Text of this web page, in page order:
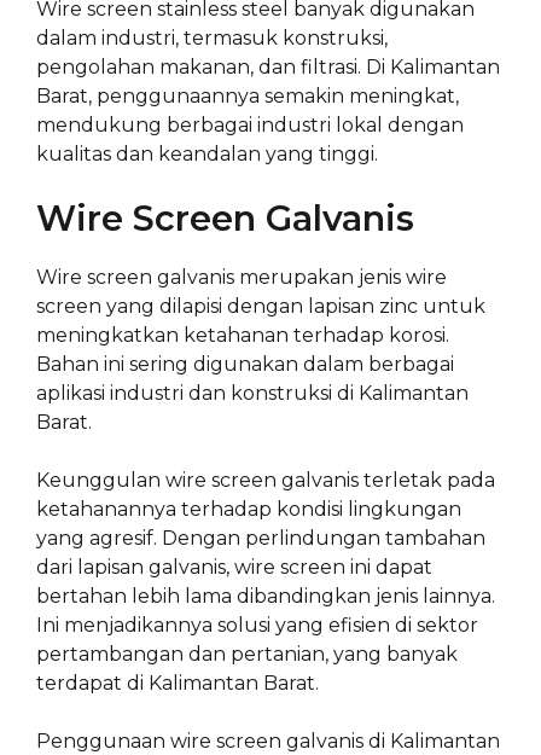
Wire screen stainless steel banyak digunakan
dalam industri, termasuk konstruksi,
pengolahan makanan, dan filtrasi. Di Kalimantan
Barat, penggunaannya semakin meningkat,
mendukung berbagai industri lokal dengan
kualitas dan keandalan yang tinggi.
Wire Screen Galvanis
Wire screen galvanis merupakan jenis wire
screen yang dilapisi dengan lapisan zinc untuk
meningkatkan ketahanan terhadap korosi.
Bahan ini sering digunakan dalam berbagai
aplikasi industri dan konstruksi di Kalimantan
Barat.
Keunggulan wire screen galvanis terletak pada
ketahanannya terhadap kondisi lingkungan
yang agresif. Dengan perlindungan tambahan
dari lapisan galvanis, wire screen ini dapat
bertahan lebih lama dibandingkan jenis lainnya.
Ini menjadikannya solusi yang efisien di sektor
pertambangan dan pertanian, yang banyak
terdapat di Kalimantan Barat.
Penggunaan wire screen galvanis di Kalimantan